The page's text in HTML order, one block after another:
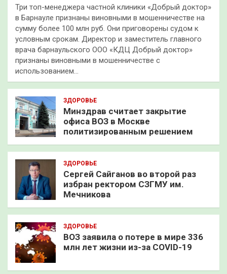
Три топ-менеджера частной клиники «Добрый доктор»
в Барнауле признаны виновными в мошенничестве на
сумму более 100 млн руб. Они приговорены судом к
условным срокам. Директор и заместитель главного
врача барнаульского ООО «КДЦ Добрый доктор»
признаны виновными в мошенничестве с
использованием…
ЗДОРОВЬЕ
Минздрав считает закрытие
офиса ВОЗ в Москве
политизированным решением
ЗДОРОВЬЕ
Сергей Сайганов во второй раз
избран ректором СЗГМУ им.
Мечникова
ЗДОРОВЬЕ
ВОЗ заявила о потере в мире 336
млн лет жизни из-за COVID-19